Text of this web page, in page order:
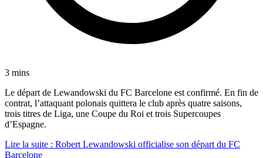
3 mins
Le départ de Lewandowski du FC Barcelone est confirmé. En fin de
contrat, l’attaquant polonais quittera le club après quatre saisons,
trois titres de Liga, une Coupe du Roi et trois Supercoupes
d’Espagne.
Lire la suite : Robert Lewandowski officialise son départ du FC
Barcelone